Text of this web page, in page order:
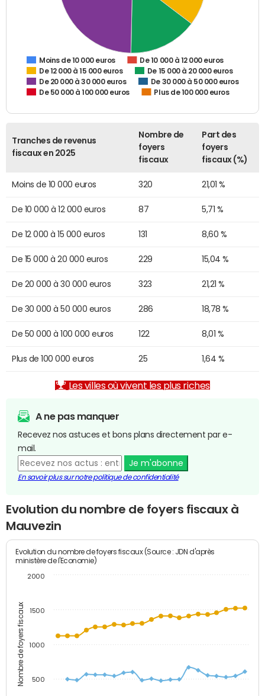
Moins de 10 000 euros
De 10 000 à 12 000 euros
De 12 000 à 15 000 euros
De 15 000 à 20 000 euros
De 20 000 à 30 000 euros
De 30 000 à 50 000 euros
De 50 000 à 100 000 euros
Plus de 100 000 euros
Tranches de revenus
fiscaux en 2025
Nombre de
foyers
fiscaux
Part des
foyers
fiscaux (%)
Moins de 10 000 euros 320 21,01 %
De 10 000 à 12 000 euros 87 5,71 %
De 12 000 à 15 000 euros 131 8,60 %
De 15 000 à 20 000 euros 229 15,04 %
De 20 000 à 30 000 euros 323 21,21 %
De 30 000 à 50 000 euros 286 18,78 %
De 50 000 à 100 000 euros 122 8,01 %
Plus de 100 000 euros 25 1,64 %
Les villes où vivent les plus riches
A ne pas manquer
Recevez nos astuces et bons plans directement par e-
mail.
Je m'abonne
En savoir plus sur notre politique de confidentialité
Evolution du nombre de foyers fiscaux à
Mauvezin
Nombre de foyers fiscaux
Evolution du nombre de foyers fiscaux (Source : JDN d'après
ministère de l'Economie)
500
1000
1500
2000